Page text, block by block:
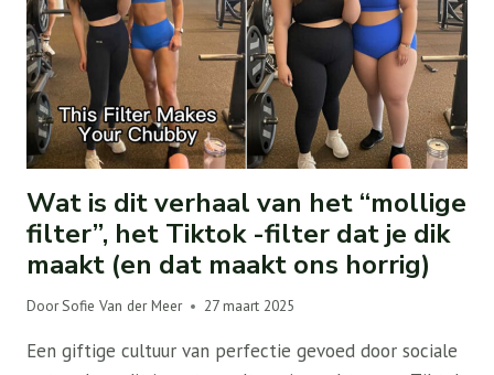
Wat is dit verhaal van het “mollige
filter”, het Tiktok -filter dat je dik
maakt (en dat maakt ons horrig)
DoorSofie Van der Meer 27 maart 2025
Een giftige cultuur van perfectie gevoed door sociale